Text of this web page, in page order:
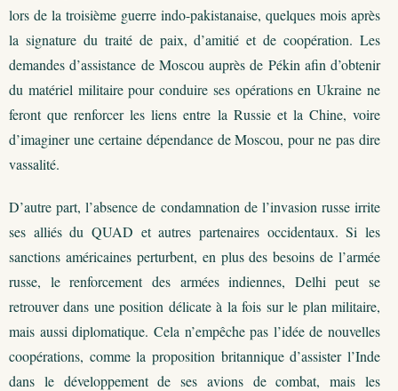
lors de la troisième guerre indo-pakistanaise, quelques mois après
la signature du traité de paix, d’amitié et de coopération. Les
demandes d’assistance de Moscou auprès de Pékin afin d’obtenir
du matériel militaire pour conduire ses opérations en Ukraine ne
feront que renforcer les liens entre la Russie et la Chine, voire
d’imaginer une certaine dépendance de Moscou, pour ne pas dire
vassalité.
D’autre part, l’absence de condamnation de l’invasion russe irrite
ses alliés du QUAD et autres partenaires occidentaux. Si les
sanctions américaines perturbent, en plus des besoins de l’armée
russe, le renforcement des armées indiennes, Delhi peut se
retrouver dans une position délicate à la fois sur le plan militaire,
mais aussi diplomatique. Cela n’empêche pas l’idée de nouvelles
coopérations, comme la proposition britannique d’assister l’Inde
dans le développement de ses avions de combat, mais les